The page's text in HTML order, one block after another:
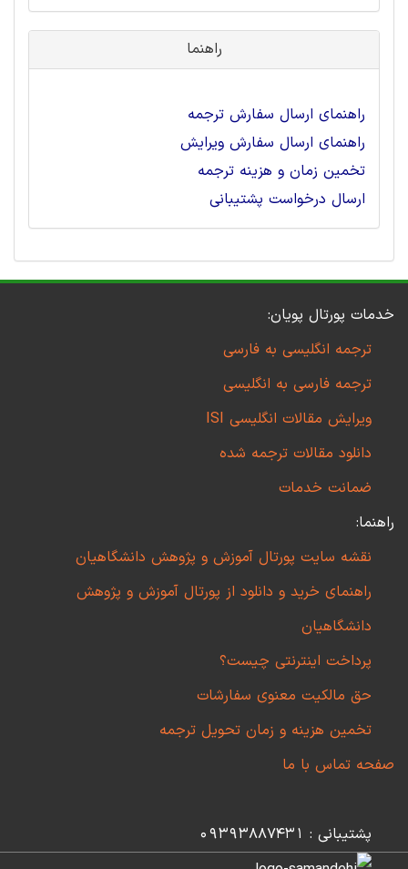
راهنما
راهنمای ارسال سفارش ترجمه
راهنمای ارسال سفارش ویرایش
تخمین زمان و هزینه ترجمه
ارسال درخواست پشتیبانی
خدمات پورتال پویان:
ترجمه انگلیسی به فارسی
ترجمه فارسی به انگلیسی
ویرایش مقالات انگلیسی ISI
دانلود مقالات ترجمه شده
ضمانت خدمات
راهنما:
نقشه سایت پورتال آموزش و پژوهش دانشگاهیان
راهنمای خرید و دانلود از پورتال آموزش و پژوهش
دانشگاهیان
پرداخت اینترنتی چیست؟
حق مالکیت معنوی سفارشات
تخمین هزینه و زمان تحویل ترجمه
صفحه تماس با ما
پشتیبانی : 09393887431